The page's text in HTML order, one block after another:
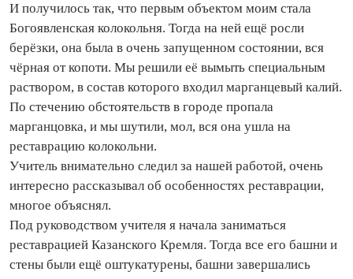
И получилось так, что первым объектом моим стала
Богоявленская колокольня. Тогда на ней ещё росли
берёзки, она была в очень запущенном состоянии, вся
чёрная от копоти. Мы решили её вымыть специальным
раствором, в состав которого входил марганцевый калий.
По стечению обстоятельств в городе пропала
марганцовка, и мы шутили, мол, вся она ушла на
реставрацию колокольни.
Учитель внимательно следил за нашей работой, очень
интересно рассказывал об особенностях реставрации,
многое объяснял.
Под руководством учителя я начала заниматься
реставрацией Казанского Кремля. Тогда все его башни и
стены были ещё оштукатурены, башни завершались